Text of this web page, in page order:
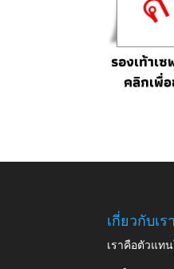
เกี่ยวกับเรา
เราคือตัวแท